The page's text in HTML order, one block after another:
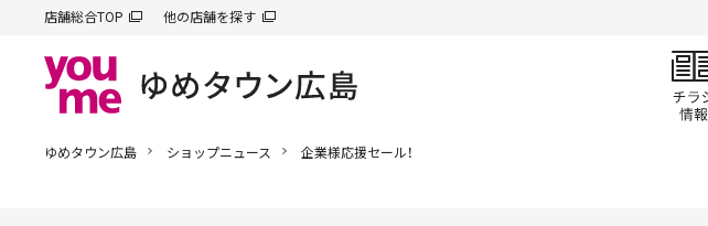
店舗総合TOP 他の店舗を探す
ゆめタウン広島 ショップニュース 企業様応援セール！